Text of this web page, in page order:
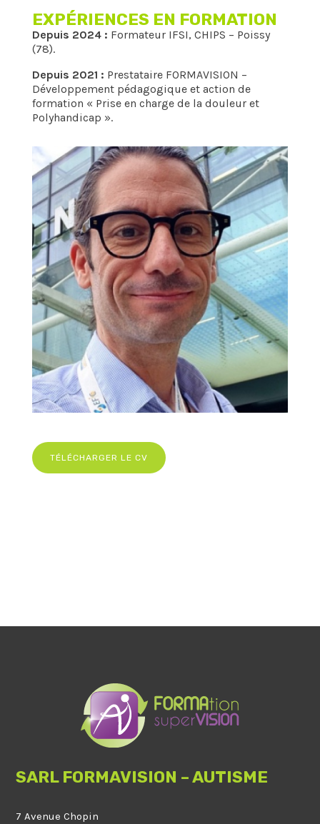
EXPÉRIENCES EN FORMATION
Depuis 2024 : Formateur IFSI, CHIPS – Poissy
(78).
Depuis 2021 : Prestataire FORMAVISION –
Développement pédagogique et action de
formation « Prise en charge de la douleur et
Polyhandicap ».
TÉLÉCHARGER LE CV
SARL FORMAVISION – AUTISME
7 Avenue Chopin